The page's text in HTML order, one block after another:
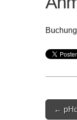
Post
←